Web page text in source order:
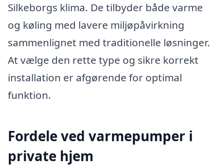
Silkeborgs klima. De tilbyder både varme
og køling med lavere miljøpåvirkning
sammenlignet med traditionelle løsninger.
At vælge den rette type og sikre korrekt
installation er afgørende for optimal
funktion.
Fordele ved varmepumper i
private hjem